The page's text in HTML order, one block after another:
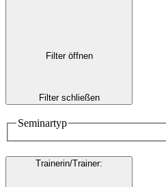
Filter öffnen
Filter schließen
Seminartyp
Trainerin/Trainer: